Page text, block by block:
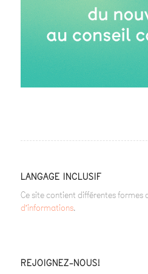
LANGAGE INCLUSIF
Ce site contient différentes formes
d’informations.
REJOIGNEZ-NOUS!